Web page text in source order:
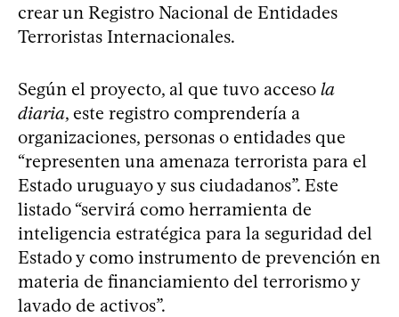
crear un Registro Nacional de Entidades
Terroristas Internacionales.
Según el proyecto, al que tuvo acceso la
diaria, este registro comprendería a
organizaciones, personas o entidades que
“representen una amenaza terrorista para el
Estado uruguayo y sus ciudadanos”. Este
listado “servirá como herramienta de
inteligencia estratégica para la seguridad del
Estado y como instrumento de prevención en
materia de financiamiento del terrorismo y
lavado de activos”.